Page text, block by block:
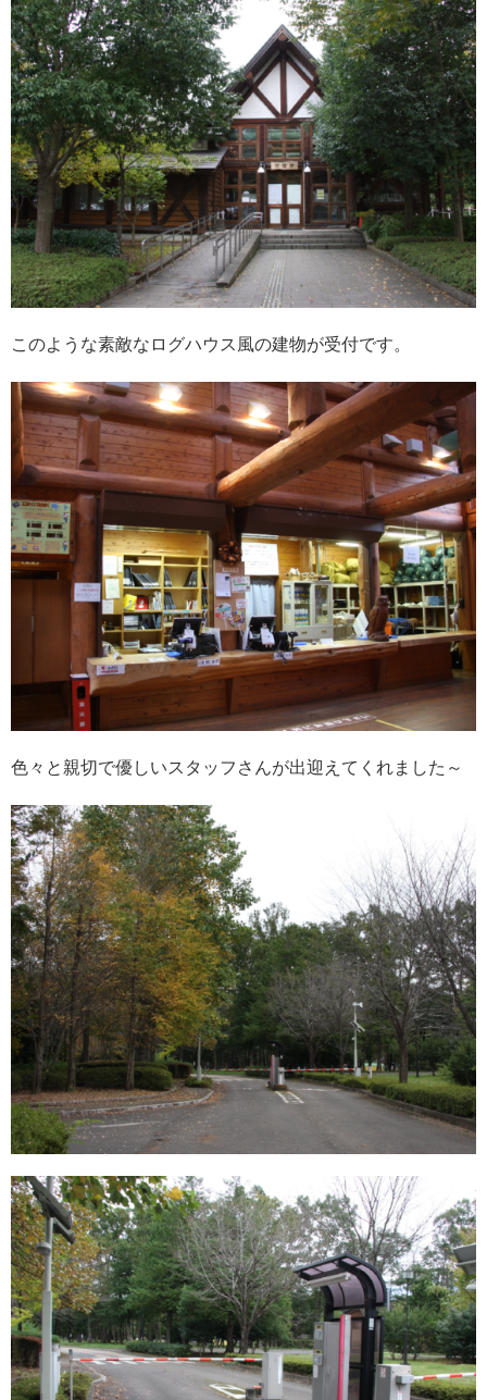
このような素敵なログハウス風の建物が受付です。
色々と親切で優しいスタッフさんが出迎えてくれました～